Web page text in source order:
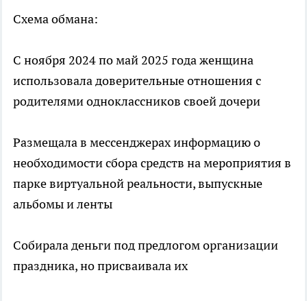
Схема обмана:
С ноября 2024 по май 2025 года женщина
использовала доверительные отношения с
родителями одноклассников своей дочери
Размещала в мессенджерах информацию о
необходимости сбора средств на мероприятия в
парке виртуальной реальности, выпускные
альбомы и ленты
Собирала деньги под предлогом организации
праздника, но присваивала их